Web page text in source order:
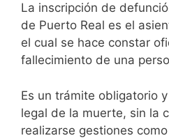
La inscripción de
de Puerto Real es el
el cual se hace constar
fallecimiento de una
Es un trámite obligatorio
legal de la muerte, sin la
realizarse gestiones